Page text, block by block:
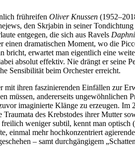
frühreifen Oliver Knussen
den Skrjabin in seiner Tondichtung
entgegen, die sich aus Ravels
dramatischen Moment, wo die
bricht, erwartet man eigentlich eine
absolut effektiv. Nie drängt er seine
Sensibilität beim Orchester erreicht.
ihren faszinierenden Einfällen zur
andererseits ungewöhnlichen
imaginierte Klänge zu erzeugen. Im
des Krebstodes ihrer Mutter
weniger subtil, kennt man optisch
einmal mehr hochkonzentriert agierende
– samt durchgängigem